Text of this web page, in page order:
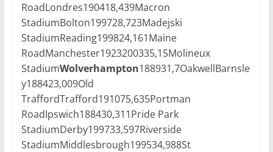
RoadLondres190418,439Macron
StadiumBolton199728,723Madejski
StadiumReading199824,161Maine
RoadManchester1923200335,15Molineux
StadiumWolverhampton188931,7OakwellBarnsle
y188423,009Old
TraffordTrafford191075,635Portman
RoadIpswich188430,311Pride Park
StadiumDerby199733,597Riverside
StadiumMiddlesbrough199534,988St